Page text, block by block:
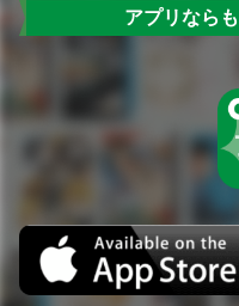
アプリなら